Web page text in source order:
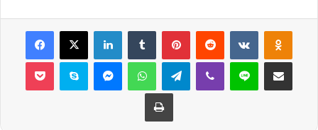
Facebook
X LinkedInTumblr PinterestReddit VKontakte
Pocket Skype MessengerWhatsAppTelegramViber Line E-Posta ile
Yazdır